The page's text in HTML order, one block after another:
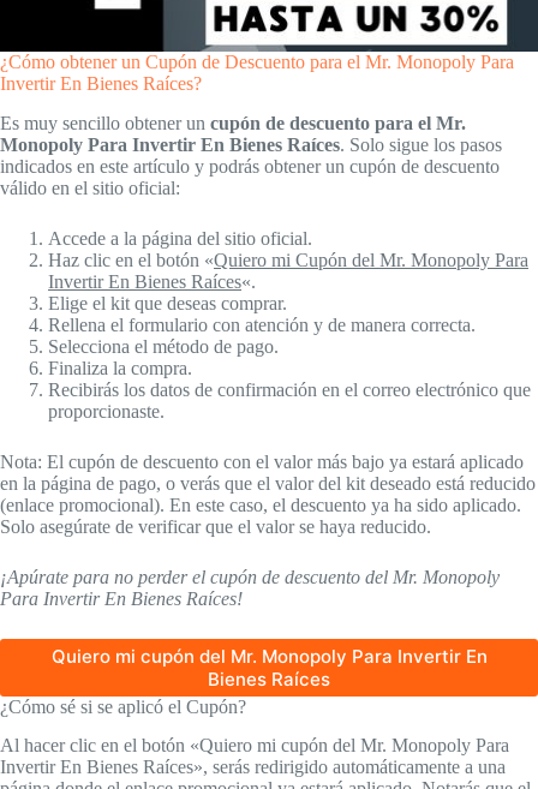
¿Cómo obtener un Cupón de Descuento para el Mr. Monopoly Para
Invertir En Bienes Raíces?
Es muy sencillo obtener un cupón de descuento para el Mr.
Monopoly Para Invertir En Bienes Raíces. Solo sigue los pasos
indicados en este artículo y podrás obtener un cupón de descuento
válido en el sitio oficial:
Accede a la página del sitio oficial.
Haz clic en el botón «Quiero mi Cupón del Mr. Monopoly Para
Invertir En Bienes Raíces«.
Elige el kit que deseas comprar.
Rellena el formulario con atención y de manera correcta.
Selecciona el método de pago.
Finaliza la compra.
Recibirás los datos de confirmación en el correo electrónico que
proporcionaste.
Nota: El cupón de descuento con el valor más bajo ya estará aplicado
en la página de pago, o verás que el valor del kit deseado está reducido
(enlace promocional). En este caso, el descuento ya ha sido aplicado.
Solo asegúrate de verificar que el valor se haya reducido.
¡Apúrate para no perder el cupón de descuento del Mr. Monopoly
Para Invertir En Bienes Raíces!
Quiero mi cupón del Mr. Monopoly Para Invertir En
Bienes Raíces
¿Cómo sé si se aplicó el Cupón?
Al hacer clic en el botón «Quiero mi cupón del Mr. Monopoly Para
Invertir En Bienes Raíces», serás redirigido automáticamente a una